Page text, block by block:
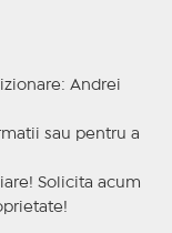
Andrei
sau pentru a
Solicita acum